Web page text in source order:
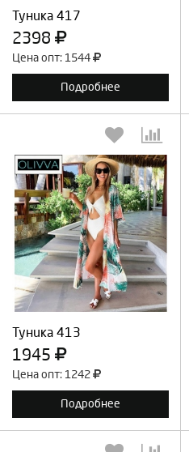
Туника 417
2398
Цена опт: 1544
Подробнее
Туника 413
1945
Цена опт: 1242
Подробнее
Выберите количество:
Продолжить Отмена